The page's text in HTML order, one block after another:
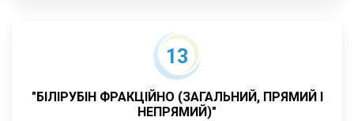
13
"БІЛІРУБІН ФРАКЦІЙНО (ЗАГАЛЬНИЙ, ПРЯМИЙ І
НЕПРЯМИЙ)"